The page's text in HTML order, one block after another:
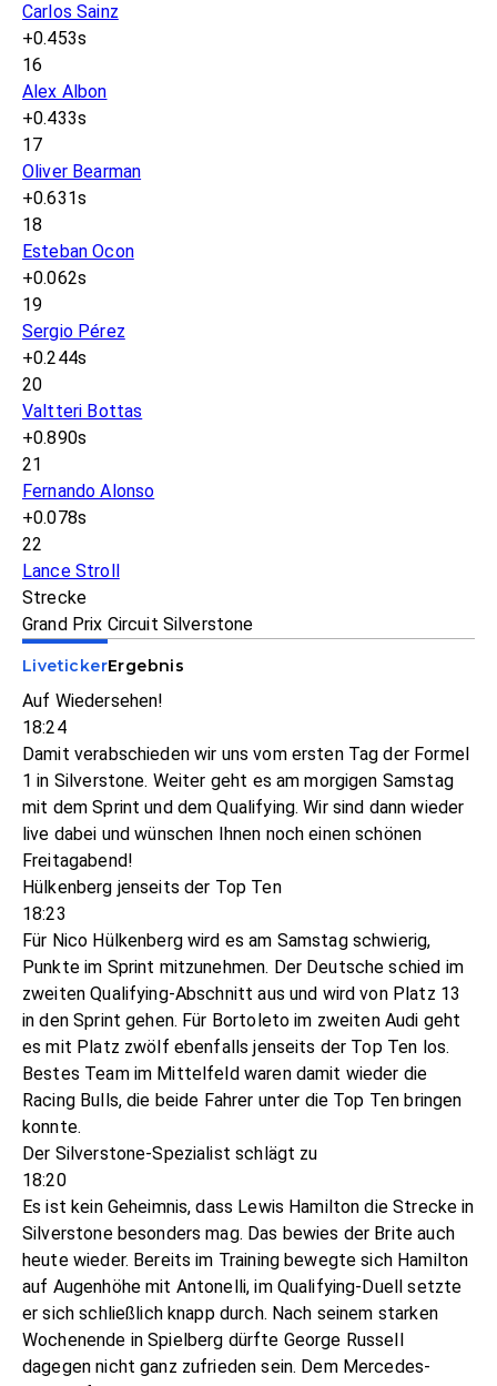
Carlos Sainz
+0.453s
16
Alex Albon
+0.433s
17
Oliver Bearman
+0.631s
18
Esteban Ocon
+0.062s
19
Sergio Pérez
+0.244s
20
Valtteri Bottas
+0.890s
21
Fernando Alonso
+0.078s
22
Lance Stroll
Strecke
Grand Prix Circuit Silverstone
LivetickerErgebnis
Auf Wiedersehen!
18:24
Damit verabschieden wir uns vom ersten Tag der Formel
1 in Silverstone. Weiter geht es am morgigen Samstag
mit dem Sprint und dem Qualifying. Wir sind dann wieder
live dabei und wünschen Ihnen noch einen schönen
Freitagabend!
Hülkenberg jenseits der Top Ten
18:23
Für Nico Hülkenberg wird es am Samstag schwierig,
Punkte im Sprint mitzunehmen. Der Deutsche schied im
zweiten Qualifying-Abschnitt aus und wird von Platz 13
in den Sprint gehen. Für Bortoleto im zweiten Audi geht
es mit Platz zwölf ebenfalls jenseits der Top Ten los.
Bestes Team im Mittelfeld waren damit wieder die
Racing Bulls, die beide Fahrer unter die Top Ten bringen
konnte.
Der Silverstone-Spezialist schlägt zu
18:20
Es ist kein Geheimnis, dass Lewis Hamilton die Strecke in
Silverstone besonders mag. Das bewies der Brite auch
heute wieder. Bereits im Training bewegte sich Hamilton
auf Augenhöhe mit Antonelli, im Qualifying-Duell setzte
er sich schließlich knapp durch. Nach seinem starken
Wochenende in Spielberg dürfte George Russell
dagegen nicht ganz zufrieden sein. Dem Mercedes-